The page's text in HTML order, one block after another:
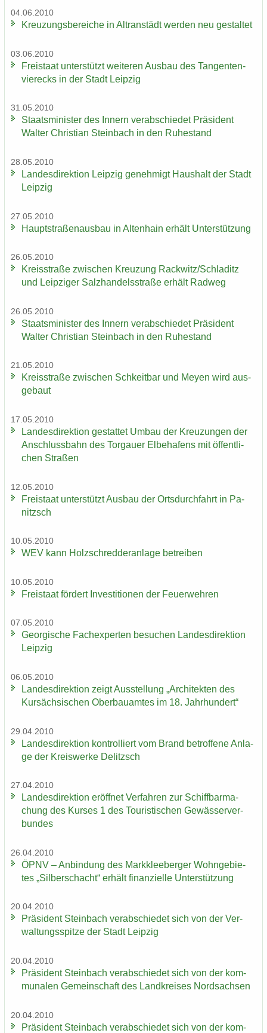
04.06.2010
Kreu­zungs­be­rei­che in Altran­städt wer­den neu ge­stal­tet
03.06.2010
Frei­staat un­ter­stützt wei­te­ren Aus­bau des Tan­gen­ten­
vier­ecks in der Stadt Leip­zig
31.05.2010
Staats­mi­nis­ter des In­nern ver­ab­schie­det Prä­si­dent
Wal­ter Chris­ti­an Stein­bach in den Ru­he­stand
28.05.2010
Lan­des­di­rek­ti­on Leip­zig ge­neh­migt Haus­halt der Stadt
Leip­zig
27.05.2010
Haupt­stra­ßen­aus­bau in Al­ten­hain er­hält Un­ter­stüt­zung
26.05.2010
Kreis­stra­ße zwi­schen Kreu­zung Rack­witz/Schla­ditz
und Leip­zi­ger Salz­han­dels­stra­ße er­hält Rad­weg
26.05.2010
Staats­mi­nis­ter des In­nern ver­ab­schie­det Prä­si­dent
Wal­ter Chris­ti­an Stein­bach in den Ru­he­stand
21.05.2010
Kreis­stra­ße zwi­schen Schkeit­bar und Meyen wird aus­
ge­baut
17.05.2010
Lan­des­di­rek­ti­on ge­stat­tet Umbau der Kreu­zun­gen der
An­schluss­bahn des Tor­gau­er El­be­ha­fens mit öf­fent­li­
chen Stra­ßen
12.05.2010
Frei­staat un­ter­stützt Aus­bau der Orts­durch­fahrt in Pa­
nitzsch
10.05.2010
WEV kann Holz­schred­de­r­an­la­ge be­trei­ben
10.05.2010
Frei­staat för­dert In­ves­ti­tio­nen der Feu­er­weh­ren
07.05.2010
Ge­or­gi­sche Fach­ex­per­ten be­su­chen Lan­des­di­rek­ti­on
Leip­zig
06.05.2010
Lan­des­di­rek­ti­on zeigt Aus­stel­lung „Ar­chi­tek­ten des
Kur­säch­si­schen Ober­bau­am­tes im 18. Jahr­hun­dert“
29.04.2010
Lan­des­di­rek­ti­on kon­trol­liert vom Brand be­trof­fe­ne An­la­
ge der Kreis­wer­ke De­litzsch
27.04.2010
Lan­des­di­rek­ti­on er­öff­net Ver­fah­ren zur Schiff­bar­ma­
chung des Kur­ses 1 des Tou­ris­ti­schen Ge­wäs­ser­ver­
bun­des
26.04.2010
ÖPNV – An­bin­dung des Mark­klee­ber­ger Wohn­ge­bie­
tes „Sil­ber­schacht“ er­hält fi­nan­zi­el­le Un­ter­stüt­zung
20.04.2010
Prä­si­dent Stein­bach ver­ab­schie­det sich von der Ver­
wal­tungs­spit­ze der Stadt Leip­zig
20.04.2010
Prä­si­dent Stein­bach ver­ab­schie­det sich von der kom­
mu­na­len Ge­mein­schaft des Land­krei­ses Nord­sach­sen
20.04.2010
Prä­si­dent Stein­bach ver­ab­schie­det sich von der kom­